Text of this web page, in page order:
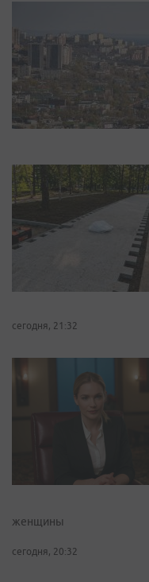
сегодня, 21:32
женщины
сегодня, 20:32